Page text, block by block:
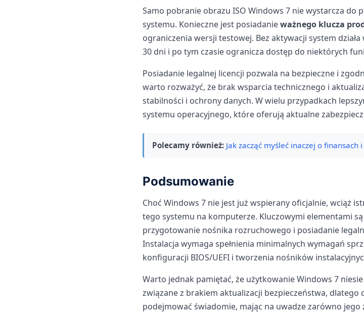
Samo pobranie obrazu ISO Windows 7 nie wystarcza do
systemu. Konieczne jest posiadanieważnego klucza
ograniczenia wersji testowej. Bez aktywacji system
30 dni i po tym czasie ogranicza dostęp do niektórych
Posiadanie legalnej licencji pozwala na bezpieczne i
warto rozważyć, że brak wsparcia technicznego i
stabilności i ochrony danych. W wielu przypadkach
systemu operacyjnego, które oferują aktualne
Polecamy również: Jak zacząć myśleć inaczej o
Podsumowanie
Choć Windows 7 nie jest już wspierany oficjalnie, wciąż
tego systemu na komputerze. Kluczowymi elementami
przygotowanie nośnika rozruchowego i posiadanie
Instalacja wymaga spełnienia minimalnych wymagań
konfiguracji BIOS/UEFI i tworzenia nośników
Warto jednak pamiętać, że użytkowanie Windows 7
związane z brakiem aktualizacji bezpieczeństwa, dlatego
podejmować świadomie, mając na uwadze zarówno jego